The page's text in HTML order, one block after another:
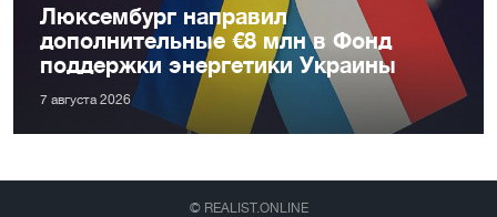
Люксембург направил
дополнительные €8 млн в Фонд
поддержки энергетики Украины
7 августа 2026
© REALIST.ONLINE